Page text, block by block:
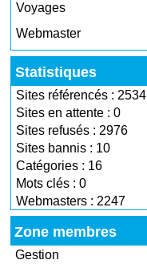
Voyages
Webmaster
Statistiques
Sites référencés : 2534
Sites en attente : 0
Sites refusés : 2976
Sites bannis : 10
Catégories : 16
Mots clés : 0
Webmasters : 2247
Zone membres
Gestion